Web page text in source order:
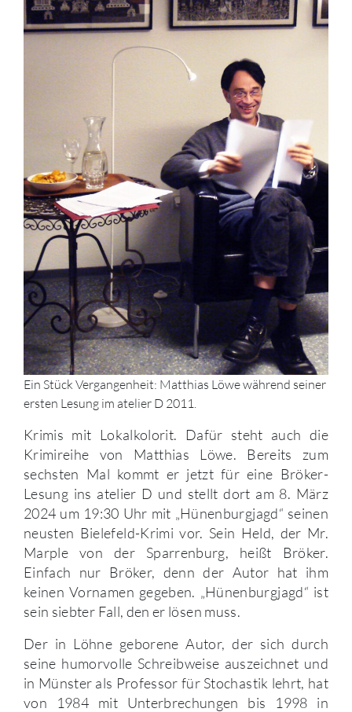
Ein Stück Vergangenheit: Matthias Löwe während seiner
ersten Lesung im atelier D 2011.
Krimis mit Lokalkolorit. Dafür steht auch die
Krimireihe von Matthias Löwe. Bereits zum
sechsten Mal kommt er jetzt für eine Bröker-
Lesung ins atelier D und stellt dort am 8. März
2024 um 19:30 Uhr mit „Hünenburgjagd“ seinen
neusten Bielefeld-Krimi vor. Sein Held, der Mr.
Marple von der Sparrenburg, heißt Bröker.
Einfach nur Bröker, denn der Autor hat ihm
keinen Vornamen gegeben. „Hünenburgjagd“ ist
sein siebter Fall, den er lösen muss.
Der in Löhne geborene Autor, der sich durch
seine humorvolle Schreibweise auszeichnet und
in Münster als Professor für Stochastik lehrt, hat
von 1984 mit Unterbrechungen bis 1998 in